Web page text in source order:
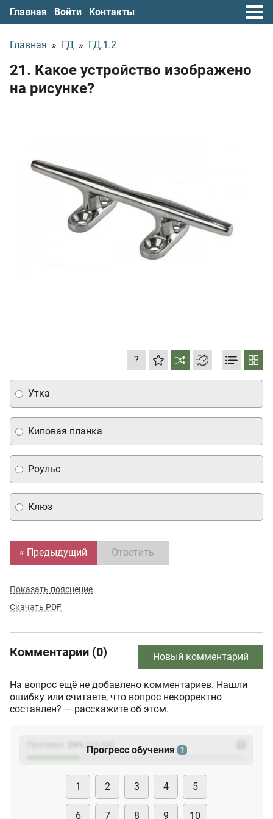
Главная Войти Контакты
Главная » ГД » ГД.1.2
21. Какое устройство изображено
на рисунке?
?
Утка
Роульс
Клюз
Киповая планка
« Предыдущий Ответить
Показать пояснение
Скачать PDF
Комментарии (0) Новый комментарий
На вопрос ещё не добавлено комментариев. Нашли
ошибку или считаете, что вопрос некорректно
составлен? — расскажите об этом.
(23
Прогресс обучения ?
1 2 3 4 5
6 7 8 9 10